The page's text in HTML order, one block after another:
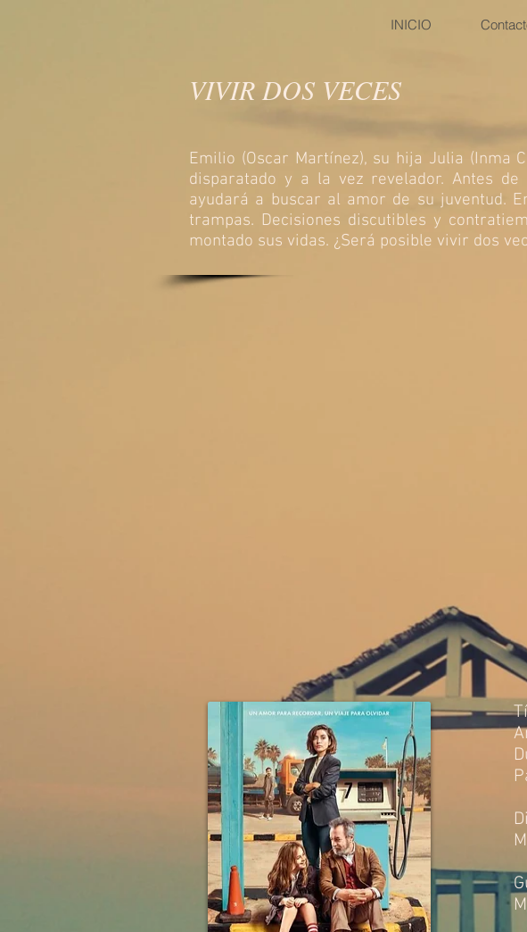
INICIO
VIVIR DOS VECES
Emilio (Oscar Martínez), su hija Julia (Inma
disparatado y a la vez revelador. Antes
ayudará a buscar al amor de su juventud.
trampas. Decisiones discutibles y
montado sus vidas. ¿Será posible vivir dos